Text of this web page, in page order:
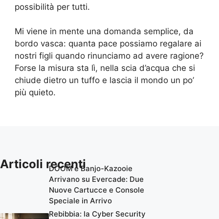
possibilità per tutti.
Mi viene in mente una domanda semplice, da
bordo vasca: quanta pace possiamo regalare ai
nostri figli quando rinunciamo ad avere ragione?
Forse la misura sta lì, nella scia d’acqua che si
chiude dietro un tuffo e lascia il mondo un po’
più quieto.
Articoli recentiDOOM e Banjo-Kazooie
Arrivano su Evercade: Due
Nuove Cartucce e Console
Speciale in Arrivo
Rebibbia: la Cyber Security